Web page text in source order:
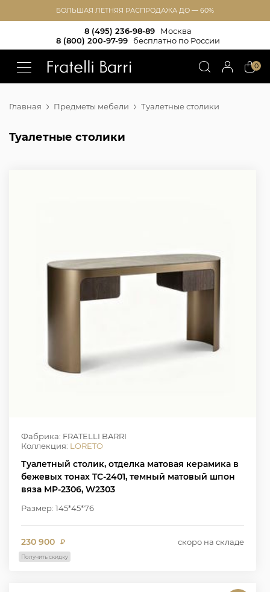
БОЛЬШАЯ ЛЕТНЯЯ РАСПРОДАЖА ДО — 60%
8 (495) 236-98-89
Москва
8 (800) 200-97-99
бесплатно по России
0
Главная Предметы мебели Туалетные столики
Туалетные столики
Фабрика: FRATELLI BARRI
Коллекция: LORETO
Туалетный столик, отделка матовая керамика в
бежевых тонах TC-2401, темный матовый шпон
вяза MP-2306, W2303
Размер: 145*45*76
230 900 ₽ скоро на складе
Получить скидку